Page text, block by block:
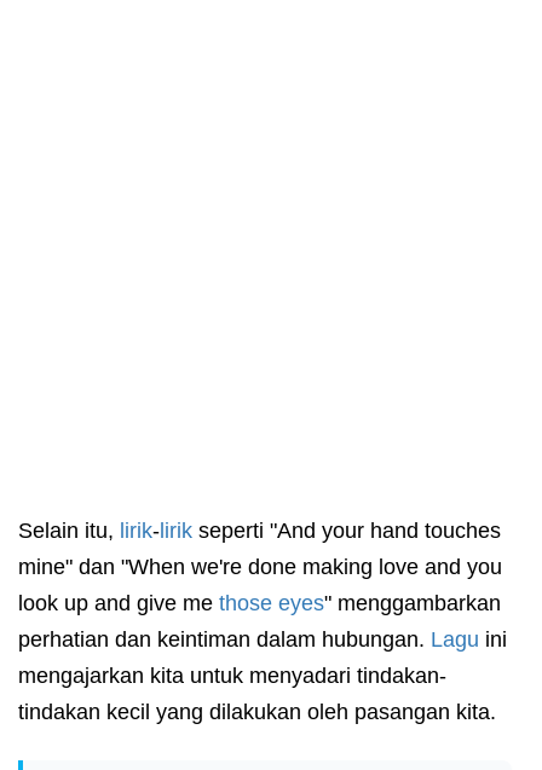
Selain itu, lirik- lirik seperti "And your hand touches
mine" dan "When we're done making love and you
look up and give me those eyes" menggambarkan
perhatian dan keintiman dalam hubungan. Lagu ini
mengajarkan kita untuk menyadari tindakan-
tindakan kecil yang dilakukan oleh pasangan kita.